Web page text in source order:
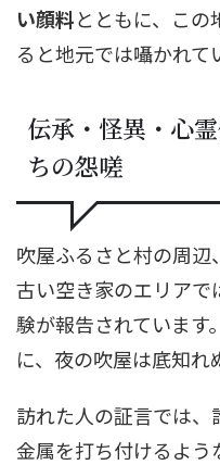
い顔料とともに、こ
ると地元では囁かれて
伝承・怪異・心
ちの怨嗟
吹屋ふるさと村の周
古い空き家のエリア
験が報告されています
に、夜の吹屋は底知れ
訪れた人の証言では、
金属を打ち付けるよう